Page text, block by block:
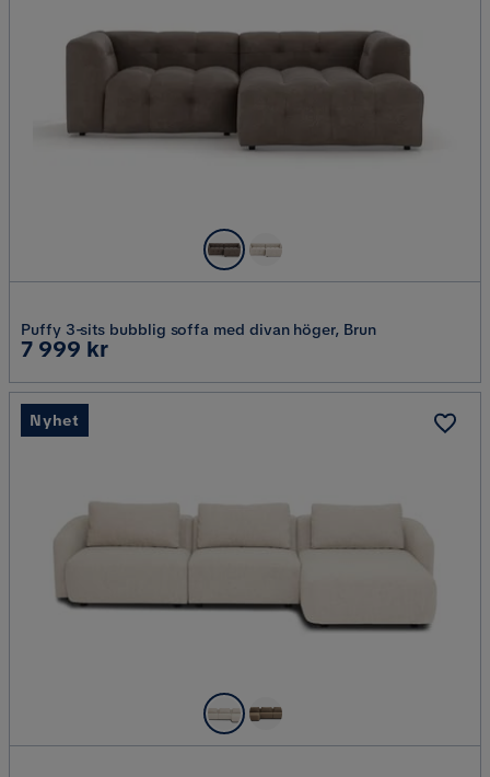
Puffy 3-sits bubblig soffa med divan höger, Brun
Pris
7 999 kr
Nyhet